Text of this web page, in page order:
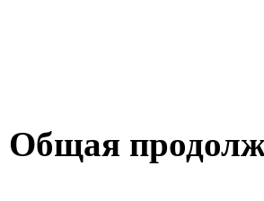
Общая